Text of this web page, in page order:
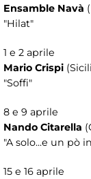
Ensamble Navà
"Hilat"
1 e 2 aprile
Mario Crispi
"Soffi"
8 e 9 aprile
Nando Citarella
"A solo...e un pò
15 e 16 aprile